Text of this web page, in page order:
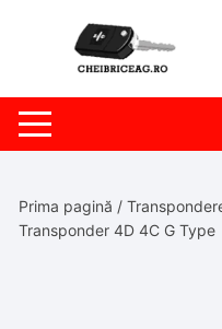
Prima pagină /
Transponder 4D 4C G Type